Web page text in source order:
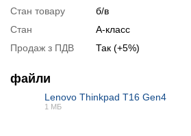
Запит оптової ціни
Стан товару
б/в
Стан
А-класс
Продаж з ПДВ
Так (+5%)
файли
Lenovo Thinkpad T16 Gen4
1 МБ